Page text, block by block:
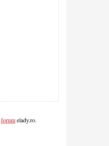
forumelady.ro.